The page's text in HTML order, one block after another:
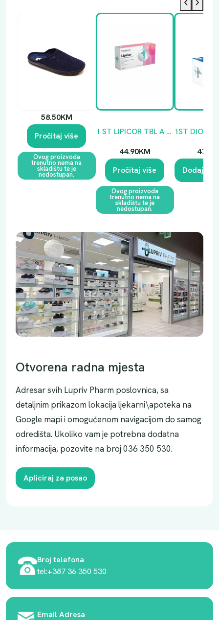
58.50KM
Pročitaj više
Ovog proizvoda
trenutno nema na
skladištu te je
nedostupan.
1 ST LIPICOR TBL A 30
44.90KM
Pročitaj više
Ovog proizvoda
trenutno nema na
skladištu te je
nedostupan.
47.00
Dodaj u
Otvorena radna mjesta
Adresar svih Lupriv Pharm poslovnica, sa
detaljnim prikazom lokacija ljekarni\apoteka na
Google mapi i omogućenom navigacijom do samog
odredišta. Ukoliko vam je potrebna dodatna
informacija, pozovite na broj 036 350 530.
Apliciraj za posao
Broj telefona
tel:+387 36 350 530
Email Adresa